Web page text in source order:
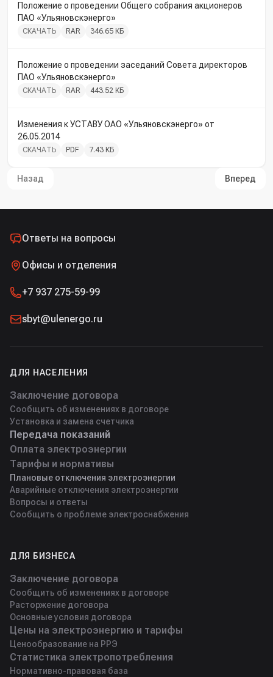
Положение о проведении Общего собрания акционеров
ПАО «‎Ульяновскэнерго»
СКАЧАТЬ RAR 346.65 КБ
Положение о проведении заседаний Совета директоров
ПАО «‎Ульяновскэнерго»
СКАЧАТЬ RAR 443.52 КБ
Изменения к УСТАВУ ОАО «‎Ульяновскэнерго» от
26.05.2014
СКАЧАТЬ PDF 7.43 КБ
Назад Вперед
Ответы на вопросы
Офисы и отделения
+7 937 275-59-99
sbyt@ulenergo.ru
ДЛЯ НАСЕЛЕНИЯ
Заключение договора
Сообщить об изменениях в договоре
Установка и замена счетчика
Передача показаний
Оплата электроэнергии
Тарифы и нормативы
Плановые отключения электроэнергии
Аварийные отключения электроэнергии
Вопросы и ответы
Сообщить о проблеме электроснабжения
ДЛЯ БИЗНЕСА
Заключение договора
Сообщить об изменениях в договоре
Расторжение договора
Основные условия договора
Цены на электроэнергию и тарифы
Ценообразование на РРЭ
Статистика электропотребления
Нормативно-правовая база